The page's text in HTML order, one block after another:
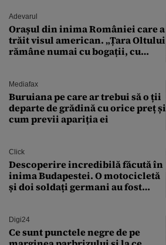
Adevarul
Orașul din inima României care a
trăit visul american. „Țara Oltului
rămâne numai cu bogații, cu
Mediafax
Buruiana pe care ar trebui să o ții
departe de grădină cu orice preț și
cum previi apariția ei
Click
Descoperire incredibilă făcută în
inima Budapestei. O motocicletă
și doi soldați germani au fost
Digi24
Ce sunt punctele negre de pe